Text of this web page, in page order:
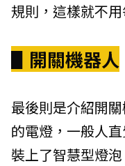
規則，這樣就不
▋開關機器人
最後則是介紹開
的電燈，一般人
裝上了智慧型燈